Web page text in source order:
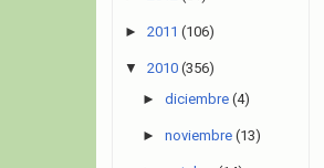
► 2011 (106)
▼ 2010 (356)
► diciembre (4)
► noviembre (13)